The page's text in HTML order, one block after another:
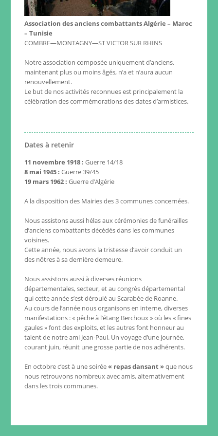
Association des anciens combattants Algérie – Maroc
– Tunisie
COMBRE—MONTAGNY—ST VICTOR SUR RHINS
Notre association composée uniquement d’anciens,
maintenant plus ou moins âgés, n’a et n’aura aucun
renouvellement.
Le but de nos activités reconnues est principalement la
célébration des commémorations des dates d’armistices.
Dates à retenir
11 novembre 1918 :Guerre 14/18
8 mai 1945 : Guerre 39/45
19 mars 1962 : Guerre d’Algérie
A la disposition des Mairies des 3 communes concernées.
Nous assistons aussi hélas aux cérémonies de funérailles
d’anciens combattants décédés dans les communes
voisines.
Cette année, nous avons la tristesse d’avoir conduit un
des nôtres à sa dernière demeure.
Nous assistons aussi à diverses réunions
départementales, secteur, et au congrès départemental
qui cette année s’est déroulé au Scarabée de Roanne.
Au cours de l’année nous organisons en interne, diverses
manifestations : « pêche à l’étang Berchoux » où les « fines
gaules » font des exploits, et les autres font honneur au
talent de notre ami Jean-Paul. Un voyage d’une journée,
courant juin, réunit une grosse partie de nos adhérents.
En octobre c’est à une soirée« repas dansant »que nous
nous retrouvons nombreux avec amis, alternativement
dans les trois communes.